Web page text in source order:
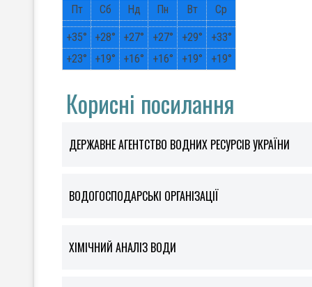
Пт Сб Нд Пн Вт Ср
+35° +28° +27° +27° +29° +33°
+23° +19° +16° +16° +19° +19°
Корисні посилання
ДЕРЖАВНЕ АГЕНТСТВО ВОДНИХ РЕСУРСІВ УКРАЇНИ
ВОДОГОСПОДАРСЬКІ ОРГАНІЗАЦІЇ
ХІМІЧНИЙ АНАЛІЗ ВОДИ